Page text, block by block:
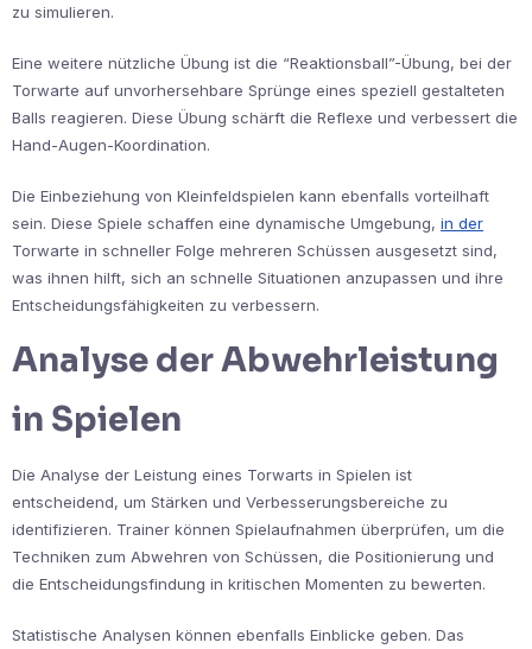
zu simulieren.
Eine weitere nützliche Übung ist die “Reaktionsball”-Übung, bei der
Torwarte auf unvorhersehbare Sprünge eines speziell gestalteten
Balls reagieren. Diese Übung schärft die Reflexe und verbessert die
Hand-Augen-Koordination.
Die Einbeziehung von Kleinfeldspielen kann ebenfalls vorteilhaft
sein. Diese Spiele schaffen eine dynamische Umgebung, in der
Torwarte in schneller Folge mehreren Schüssen ausgesetzt sind,
was ihnen hilft, sich an schnelle Situationen anzupassen und ihre
Entscheidungsfähigkeiten zu verbessern.
Analyse der Abwehrleistung
in Spielen
Die Analyse der Leistung eines Torwarts in Spielen ist
entscheidend, um Stärken und Verbesserungsbereiche zu
identifizieren. Trainer können Spielaufnahmen überprüfen, um die
Techniken zum Abwehren von Schüssen, die Positionierung und
die Entscheidungsfindung in kritischen Momenten zu bewerten.
Statistische Analysen können ebenfalls Einblicke geben. Das